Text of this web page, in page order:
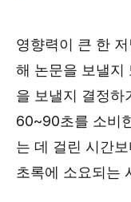
영향력이 큰 한
해 논문을 보낼지
을 보낼지 결정하
60~90초를 소비
는 데 걸린 시간
초록에 소요되는